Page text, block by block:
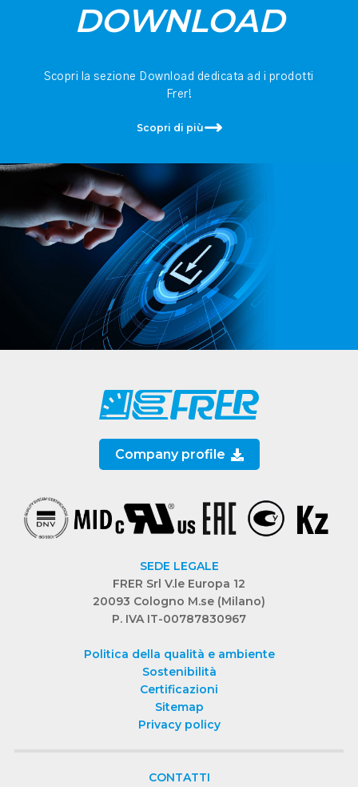
DOWNLOAD
Scopri la sezione Download dedicata ad i prodotti
Frer!
Scopri di più
Company profile
SEDE LEGALE
FRER Srl V.le Europa 12
20093 Cologno M.se (Milano)
P. IVA IT-00787830967
Politica della qualità e ambiente
Sostenibilità
Certificazioni
Sitemap
Privacy policy
CONTATTI